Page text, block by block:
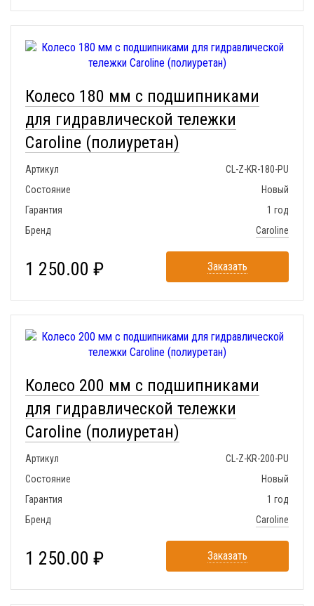
Колесо 180 мм с подшипниками
для гидравлической тележки
Caroline (полиуретан)
Артикул
CL-Z-KR-180-PU
Состояние
Новый
Гарантия
1 год
Бренд
Caroline
1 250.00 ₽ Заказать
Колесо 200 мм с подшипниками
для гидравлической тележки
Caroline (полиуретан)
Артикул
CL-Z-KR-200-PU
Состояние
Новый
Гарантия
1 год
Бренд
Caroline
1 250.00 ₽ Заказать